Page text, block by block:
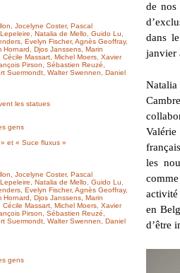
Jocelyne Coster, Pascal
Natalia de Mello, Guido Lu,
Evelyn Fischer, Agnès Geoffray,
Hornard, Djos Janssens, Marin
Massart, Michel Moers, Xavier
Pirson, Sébastien Reuzé,
Suermondt, Walter Swennen, Daniel
les statues
gens
et « Suce fluxus »
Jocelyne Coster, Pascal
Natalia de Mello, Guido Lu,
Evelyn Fischer, Agnès Geoffray,
Hornard, Djos Janssens, Marin
Massart, Michel Moers, Xavier
Pirson, Sébastien Reuzé,
Suermondt, Walter Swennen, Daniel
gens
de nos
dans
janvier
les
activité
en
d’être